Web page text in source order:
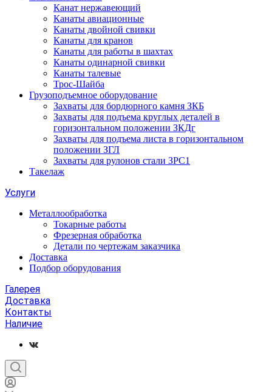
Канат нержавеющий
Канаты авиационные
Канаты двойной свивки
Канаты для кранов
Канаты для работы в шахтах
Канаты одинарной свивки
Канаты талевые
Трос-Шайба
Грузоподъемное оборудование
Захваты для бордюрного камня ЗКБ
Захваты для подъема круглых деталей в
горизонтальном положении ЗКДг
Захваты для подъема листа в горизонтальном
положении ЗГЛ
Захваты для рулонов стали ЗРС1
Такелаж
Услуги
Металлообработка
Токарные работы
Фрезерная обработка
Детали по чертежам заказчика
Доставка
Подбор оборудования
Галерея
Доставка
Контакты
Наличие